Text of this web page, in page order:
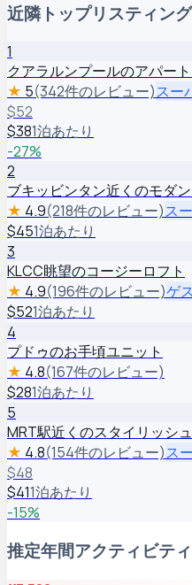
近隣トップリスティング
1
クアラルンプールのアパー
★ 5(342件のレビュー)スー
$52
$381泊あたり
-27%
2
ブキッビンタン近くのモダ
★ 4.9(218件のレビュー)ス
$451泊あたり
3
KLCC眺望のコージーロフト
★ 4.9(196件のレビュー)ゲ
$521泊あたり
4
プドゥのお手頃ユニット
★ 4.8(167件のレビュー)
$281泊あたり
5
MRT駅近くのスタイリッシュ
★ 4.8(154件のレビュー)ス
$48
$411泊あたり
-15%
推定年間アクティビティ